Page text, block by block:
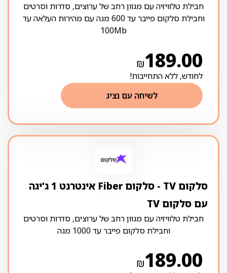
חבילת טלוויזיה עם מגוון רחב של ערוצים, סדרות וסרטים
וחבילת סלקום פייבר עד 600 מגה עם מהירות העלאה עד
100Mb
₪189.00
לחודש, ללא התחייבות!
לשיחה עם נציג
סלקום TV ‏- ‏סלקום Fiber אינטרנט 1 ג'יגה
עם סלקום TV
חבילת טלוויזיה עם מגוון רחב של ערוצים, סדרות וסרטים
וחבילת סלקום פייבר עד 1000 מגה
₪189.00